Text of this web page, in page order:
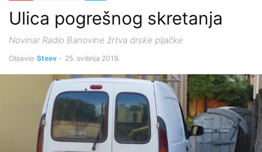
Ulica pogrešnog skretanja
Novinar Radio Banovine žrtva drske pljačke
Objavio Steev - 25. svibnja 2019.